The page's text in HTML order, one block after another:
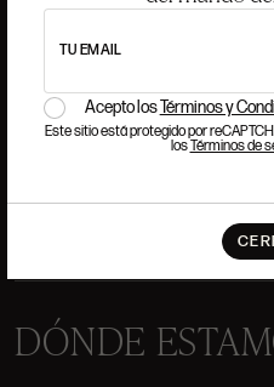
TU EMAIL
Acepto losTérminos y
Este sitio está protegido por
losTérminos de
JOYERÍA
SUBASTAS
DÓNDE